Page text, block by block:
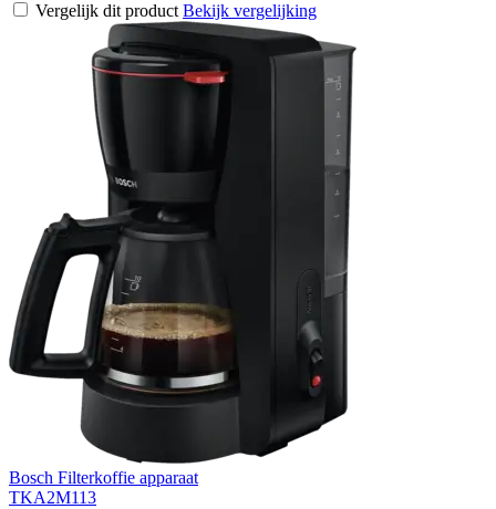
Vergelijk dit product Bekijk vergelijking
Bosch Filterkoffie apparaat
TKA2M113